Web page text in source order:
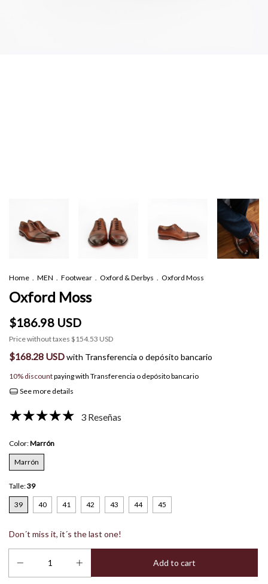
Home . MEN . Footwear . Oxford & Derbys . Oxford Moss
Oxford Moss
$186.98 USD
Price without taxes $154.53 USD
$168.28 USDwith Transferencia o depósito bancario
10% discountpaying with Transferencia o depósito bancario
See more details
3 Reseñas
Color:Marrón
Marrón
Talle:39
39 40 41 42 43 44 45
Don´t miss it, it´s the last one!